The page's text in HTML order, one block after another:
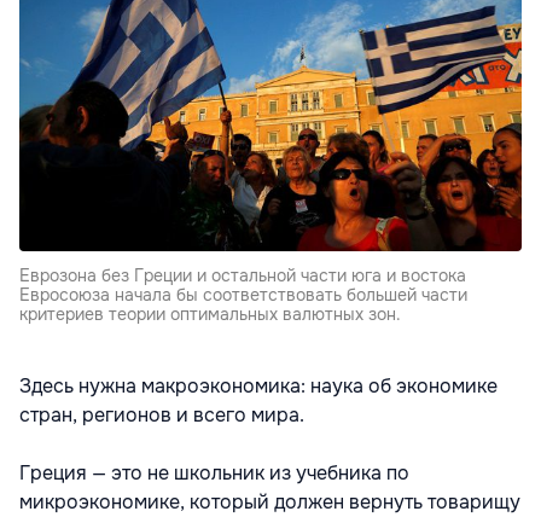
Еврозона без Греции и остальной части юга и востока
Евросоюза начала бы соответствовать большей части
критериев теории оптимальных валютных зон.
Здесь нужна макроэкономика: наука об экономике
стран, регионов и всего мира.
Греция — это не школьник из учебника по
микроэкономике, который должен вернуть товарищу